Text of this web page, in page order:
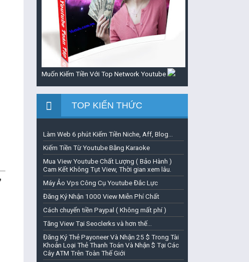
Muốn Kiếm Tiền Với Top Network Youtube
TOP KIẾN THỨC
Làm Web 6 phút Kiếm Tiền Niche, Aff, Blog...
Kiếm Tiền Từ Youtube Bằng Karaoke
Mua View Youtube Chất Lượng ( Bảo Hành )
Cam Kết Không Tụt View, Thời gian xem lâu.
Máy Ảo Vps Công Cụ Youtube Đắc Lực
Đăng Ký Nhận 1000 View Miễn Phí Chất
Cách chuyển tiền Paypal ( Không mất phí )
Tăng View Tại Seoclerks và hơn thế...
Đăng Ký Thẻ Payoneer Và Nhận 25 $ Trong Tài
Khoản Loại Thẻ Thanh Toán Và Nhận $ Tại Các
Cây ATM Trên Toàn Thế Giới